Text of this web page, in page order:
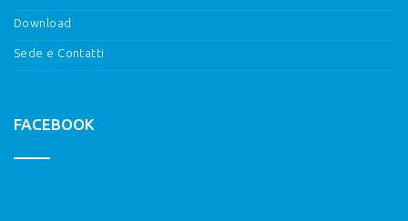
Download
Sede e Contatti
FACEBOOK